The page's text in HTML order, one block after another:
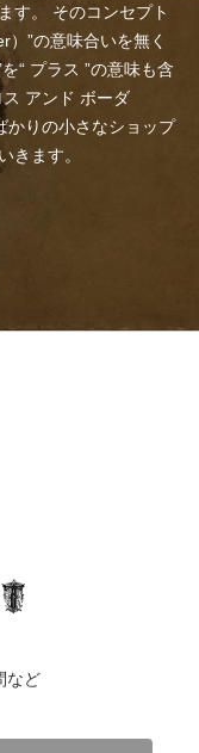
す。
そのコンセプト
”の意味合いを無く
“ プラス ”の意味も含
アンド ボーダ
かりの小さなショップ
きます。
など